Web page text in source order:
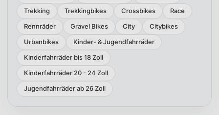
Trekking
Trekkingbikes Crossbikes
Race
Rennräder
Gravel Bikes City
Citybikes
Urbanbikes
Kinder- & Jugendfahrräder
Kinderfahrräder bis 18 Zoll
Kinderfahrräder 20 - 24 Zoll
Jugendfahrräder ab 26 Zoll